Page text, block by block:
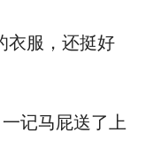
服，还挺好
记马屁送了上